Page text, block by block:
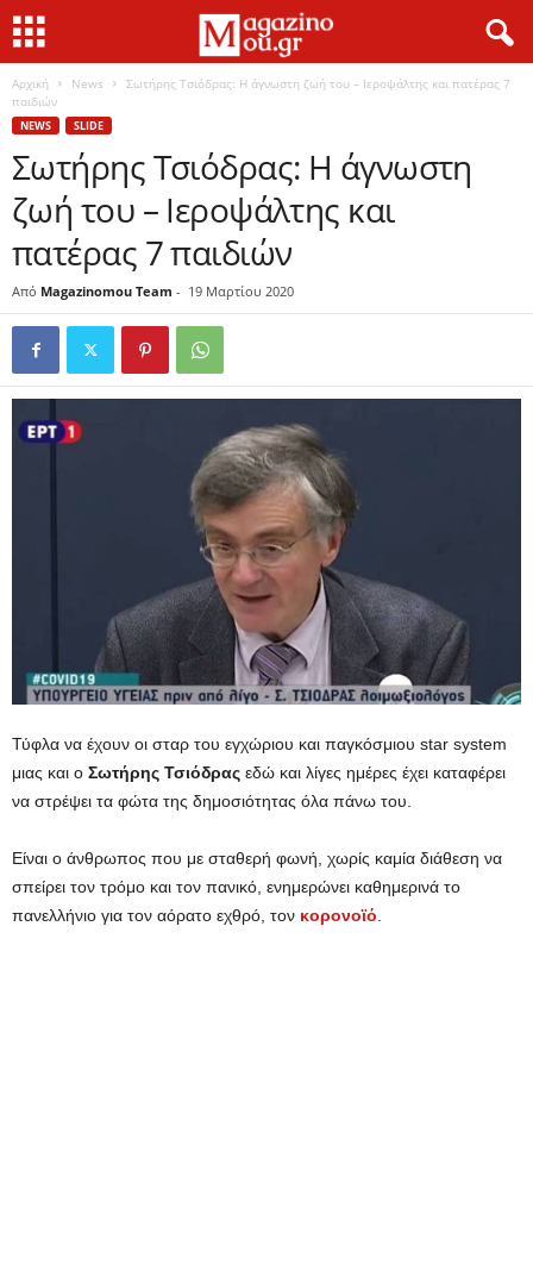
Αρχική News
Σωτήρης Τσιόδρας: Η άγνωστη ζωή του – Ιεροψάλτης και πατέρας 7
παιδιών
NEWS SLIDE
Σωτήρης Τσιόδρας: Η άγνωστη
ζωή του – Ιεροψάλτης και
πατέρας 7 παιδιών
Από Magazinomou Team - 19 Μαρτίου 2020
Τύφλα να έχουν οι σταρ του εγχώριου και παγκόσμιου star system
μιας και ο Σωτήρης Τσιόδρας εδώ και λίγες ημέρες έχει καταφέρει
να στρέψει τα φώτα της δημοσιότητας όλα πάνω του.
Είναι ο άνθρωπος που με σταθερή φωνή, χωρίς καμία διάθεση να
σπείρει τον τρόμο και τον πανικό, ενημερώνει καθημερινά το
πανελλήνιο για τον αόρατο εχθρό, τον κορονοϊό